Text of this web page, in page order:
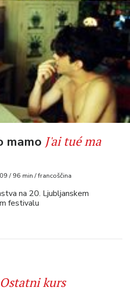
mamo J'ai tué ma
/ 96 min / francoščina
na 20. Ljubljanskem
festivalu
Ostatni kurs